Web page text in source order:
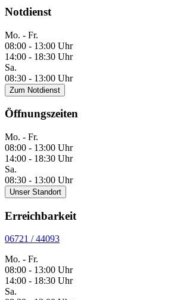
Notdienst
Mo. - Fr.
08:00 - 13:00 Uhr
14:00 - 18:30 Uhr
Sa.
08:30 - 13:00 Uhr
Zum Notdienst
Öffnungszeiten
Mo. - Fr.
08:00 - 13:00 Uhr
14:00 - 18:30 Uhr
Sa.
08:30 - 13:00 Uhr
Unser Standort
Erreichbarkeit
06721 / 44093
Mo. - Fr.
08:00 - 13:00 Uhr
14:00 - 18:30 Uhr
Sa.